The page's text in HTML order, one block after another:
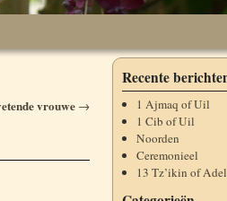
vrouwe →
Recente
1 Ajmaq of Uil
1 Cib of Uil
Noorden
Ceremonieel
13 Tz’ikin of